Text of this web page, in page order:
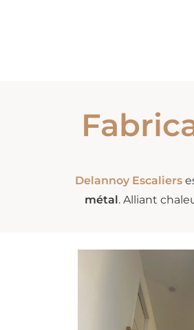
Delannoy Escaliers
métal. Alliant